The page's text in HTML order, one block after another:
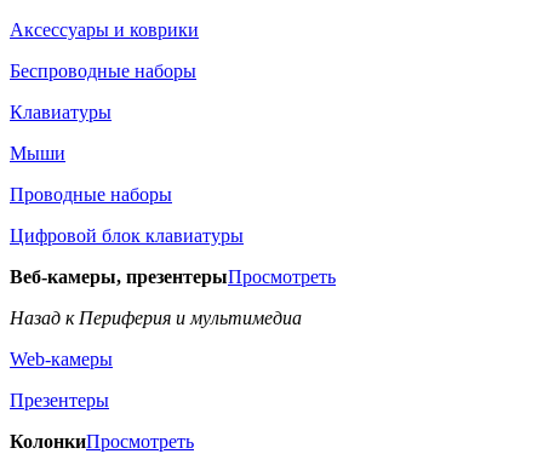
Аксессуары и коврики
Беспроводные наборы
Клавиатуры
Мыши
Проводные наборы
Цифровой блок клавиатуры
Веб-камеры, презентерыПросмотреть
Назад к Периферия и мультимедиа
Web-камеры
Презентеры
КолонкиПросмотреть